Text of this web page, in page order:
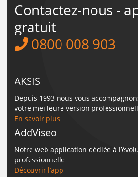
Contactez-nous -
gratuit
0800 008 903
AKSIS
Depuis 1993 nous vous
votre meilleure version
En savoir plus
AddViseo
Notre web application dédiée à
professionnelle
Découvrir l’app